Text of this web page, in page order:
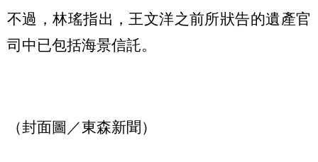
不過，林瑤指出，王文洋之前所狀告的遺產官
司中已包括海景信託。
（封面圖／東森新聞）